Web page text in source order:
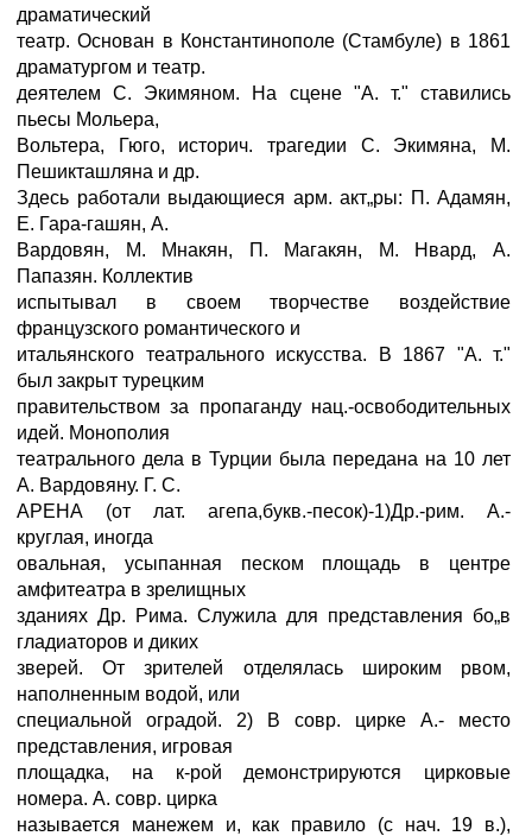
драматический
театр. Основан в Константинополе (Стамбуле) в 1861
драматургом и театр.
деятелем С. Экимяном. На сцене "А. т." ставились
пьесы Мольера,
Вольтера, Гюго, историч. трагедии С. Экимяна, М.
Пешикташляна и др.
Здесь работали выдающиеся арм. акт„ры: П. Адамян,
Е. Гара-гашян, А.
Вардовян, М. Мнакян, П. Магакян, М. Нвард, А.
Папазян. Коллектив
испытывал в своем творчестве воздействие
французского романтического и
итальянского театрального искусства. В 1867 "А. т."
был закрыт турецким
правительством за пропаганду нац.-освободительных
идей. Монополия
театрального дела в Турции была передана на 10 лет
А. Вардовяну. Г. С.
АРЕНА (от лат. агепа,букв.-песок)-1)Др.-рим. А.-
круглая, иногда
овальная, усыпанная песком площадь в центре
амфитеатра в зрелищных
зданиях Др. Рима. Служила для представления бо„в
гладиаторов и диких
зверей. От зрителей отделялась широким рвом,
наполненным водой, или
специальной оградой. 2) В совр. цирке А.- место
представления, игровая
площадка, на к-рой демонстрируются цирковые
номера. А. совр. цирка
называется манежем и, как правило (с нач. 19 в.),